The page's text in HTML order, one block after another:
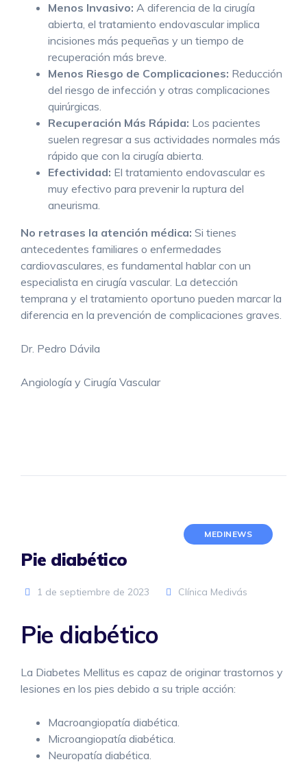
Menos Invasivo: A diferencia de la cirugía
abierta, el tratamiento endovascular implica
incisiones más pequeñas y un tiempo de
recuperación más breve.
Menos Riesgo de Complicaciones: Reducción
del riesgo de infección y otras complicaciones
quirúrgicas.
Recuperación Más Rápida: Los pacientes
suelen regresar a sus actividades normales más
rápido que con la cirugía abierta.
Efectividad: El tratamiento endovascular es
muy efectivo para prevenir la ruptura del
aneurisma.
No retrases la atención médica: Si tienes
antecedentes familiares o enfermedades
cardiovasculares, es fundamental hablar con un
especialista en cirugía vascular. La detección
temprana y el tratamiento oportuno pueden marcar la
diferencia en la prevención de complicaciones graves.
Dr. Pedro Dávila
Angiología y Cirugía Vascular
MEDINEWS
Pie diabético
1 de septiembre de 2023 Clínica Medivás
Pie diabético
La Diabetes Mellitus es capaz de originar trastornos y
lesiones en los pies debido a su triple acción:
Macroangiopatía diabética.
Microangiopatía diabética.
Neuropatía diabética.